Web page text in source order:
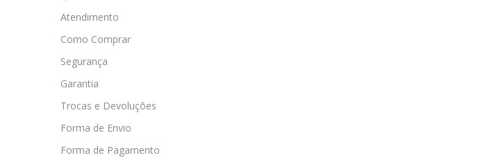
Atendimento
Como Comprar
Segurança
Garantia
Trocas e Devoluções
Forma de Envio
Forma de Pagamento